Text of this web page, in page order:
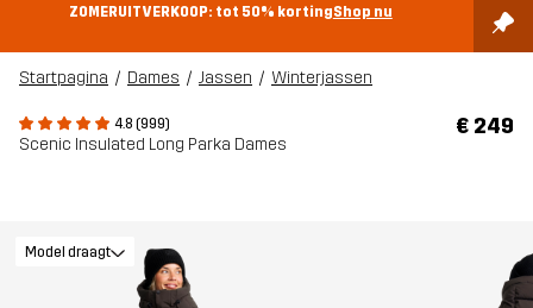
ZOMERUITVERKOOP: tot 50% kortingShop nu
Startpagina Dames Jassen Winterjassen
4.8 (999)
Scenic Insulated Long Parka Dames
€ 249
Model draagt